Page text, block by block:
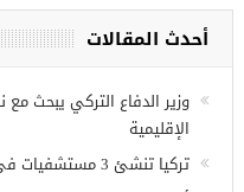
في
وزير الدفاع التركي يبحث مع
الإقليمية